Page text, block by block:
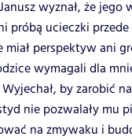
wyznał, że
próbą ucieczki
perspektyw ani
wymagali dla
by zarobić
nie pozwalały mu
na zmywaku i